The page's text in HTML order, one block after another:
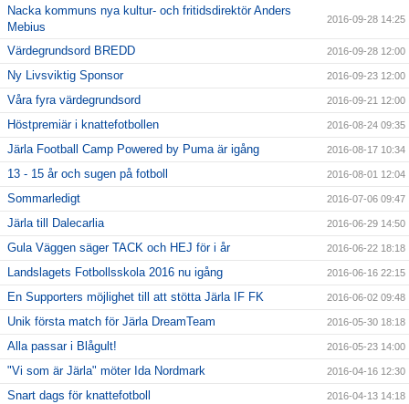
Nacka kommuns nya kultur- och fritidsdirektör Anders
Mebius
2016-09-28 14:25
Värdegrundsord BREDD 2016-09-28 12:00
Ny Livsviktig Sponsor 2016-09-23 12:00
Våra fyra värdegrundsord 2016-09-21 12:00
Höstpremiär i knattefotbollen 2016-08-24 09:35
Järla Football Camp Powered by Puma är igång 2016-08-17 10:34
13 - 15 år och sugen på fotboll 2016-08-01 12:04
Sommarledigt 2016-07-06 09:47
Järla till Dalecarlia 2016-06-29 14:50
Gula Väggen säger TACK och HEJ för i år 2016-06-22 18:18
Landslagets Fotbollsskola 2016 nu igång 2016-06-16 22:15
En Supporters möjlighet till att stötta Järla IF FK 2016-06-02 09:48
Unik första match för Järla DreamTeam 2016-05-30 18:18
Alla passar i Blågult! 2016-05-23 14:00
"Vi som är Järla" möter Ida Nordmark 2016-04-16 12:30
Snart dags för knattefotboll 2016-04-13 14:18